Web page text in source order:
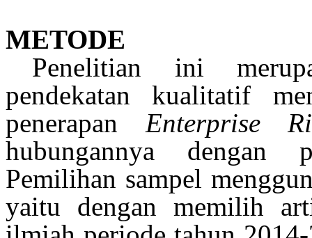
METODE
Penelitian ini
pendekatan kualitatif
penerapan Enterprise
hubungannya dengan
Pemilihan sampel
yaitu dengan memilih